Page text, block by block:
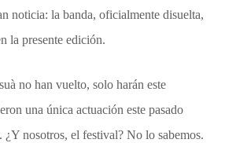
noticia: la banda, oficialmente disuelta,
la presente edición.
no han vuelto, solo harán este
una única actuación este pasado
¿Y nosotros, el festival? No lo sabemos.